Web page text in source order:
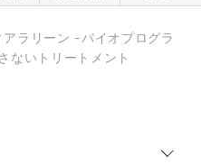
アラリーン -バイオプログラ
ないトリートメント